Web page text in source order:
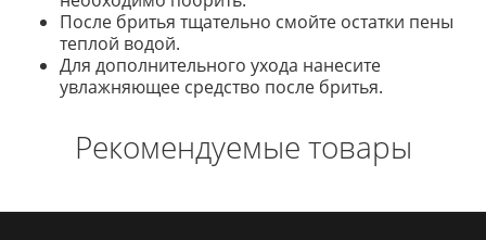
После бритья тщательно смойте остатки пены
теплой водой.
Для дополнительного ухода нанесите
увлажняющее средство после бритья.
Рекомендуемые товары